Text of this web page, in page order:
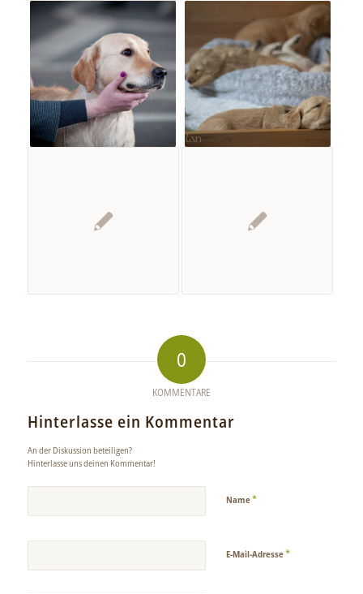
0
KOMMENTARE
Hinterlasse ein Kommentar
An der Diskussion beteiligen?
Hinterlasse uns deinen Kommentar!
Name*
E-Mail-Adresse*